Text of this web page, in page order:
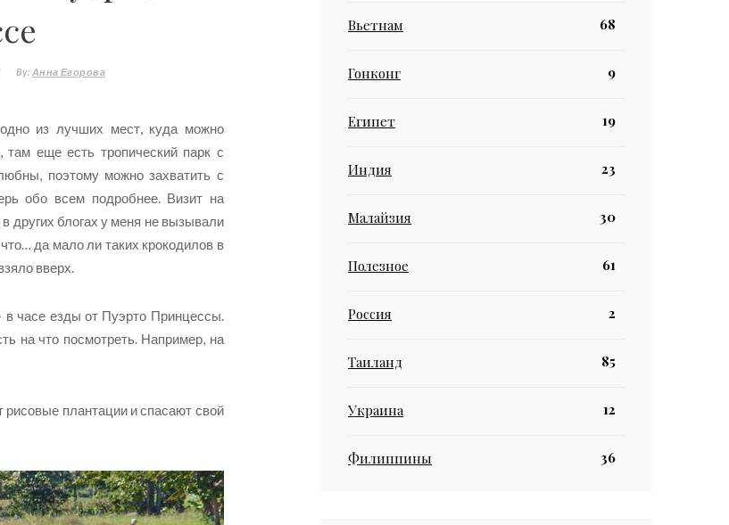
By: Анна Егорова
из лучших мест, куда можно
там еще есть тропический парк с
поэтому можно захватить с
обо всем подробнее. Визит на
других блогах у меня не вызывали
да мало ли таких крокодилов в
вверх.
часе езды от Пуэрто Принцессы.
на что посмотреть. Например, на
плантации и спасают свой
Вьетнам 68
Гонконг 9
Египет 19
Индия 23
Малайзия 30
Полезное 61
Россия 2
Таиланд 85
Украина 12
Филиппины 36